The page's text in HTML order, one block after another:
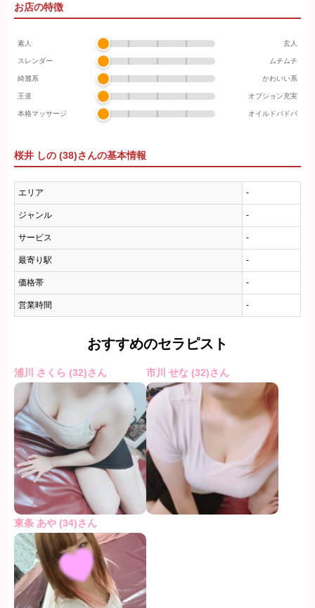
お店の特徴
素人 玄人
スレンダー ムチムチ
綺麗系 かわいい系
王道 オプション充実
本格マッサージ オイルドバドバ
桜井 しの (38)さんの基本情報
エリア -
ジャンル -
サービス -
最寄り駅 -
価格帯 -
営業時間 -
おすすめのセラピスト
浦川 さくら (32)さん 市川 せな (32)さん
東条 あや (34)さん